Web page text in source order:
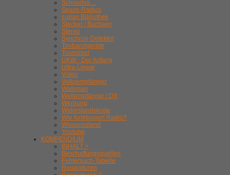
Schnurlos ...
Spass-Radios
s-plan Bibliothek
Stecker / Buchsen
Stereo
Synchron-Detektor
Tonbandgeräte
Tonmöbel
UKW - Der Anfang
Ultra-Linear
Video
Volksempfänger
Walkman
Weltempfänger / DX
Werbung
Widerstandskode
Wie funktioniert Radio?
Wissensstand
Youtube
KOMPENDIUM
INHALT >
Beschaffungsquellen
Fehlersuch-Tabelle
Reparaturen